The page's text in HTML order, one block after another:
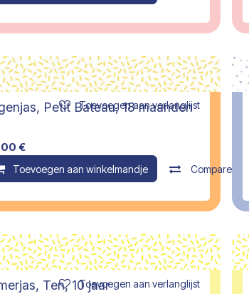
Petit Bateau, 18 maanden
€
Toevoegen aan winkelmandje Compare
Toevoegen aan verlanglijst
Ten, 10 jaarToevoegen aan verlanglijst